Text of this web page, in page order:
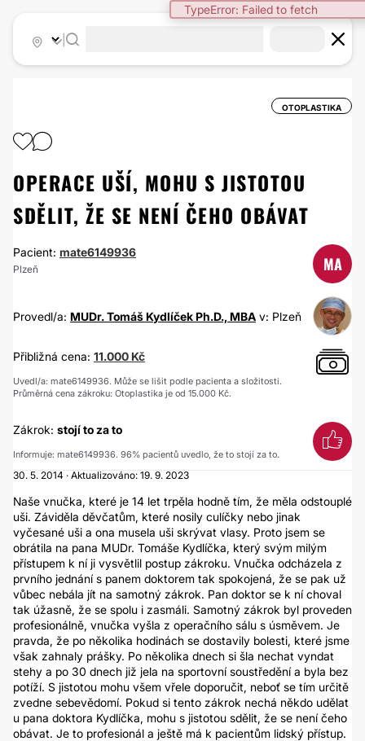
TypeError: Failed to fetch
OTOPLASTIKA
OPERACE UŠÍ, MOHU S JISTOTOU
SDĚLIT, ŽE SE NENÍ ČEHO OBÁVAT
Pacient: mate6149936
Plzeň MA
Provedl/a: MUDr. Tomáš Kydlíček Ph.D., MBA v: Plzeň
Přibližná cena: 11.000 Kč
Uvedl/a: mate6149936. Může se lišit podle pacienta a složitosti.
Průměrná cena zákroku: Otoplastika je od 15.000 Kč.
Zákrok: stojí to za to
Informuje: mate6149936. 96% pacientů uvedlo, že to stojí za to.
30. 5. 2014 · Aktualizováno: 19. 9. 2023
Naše vnučka, které je 14 let trpěla hodně tím, že měla odstouplé
uši. Záviděla děvčatům, které nosily culíčky nebo jinak
vyčesané uši a ona musela uši skrývat vlasy. Proto jsem se
obrátila na pana MUDr. Tomáše Kydlíčka, který svým milým
přístupem k ní ji vysvětlil postup zákroku. Vnučka odcházela z
prvního jednání s panem doktorem tak spokojená, že se pak už
vůbec nebála jít na samotný zákrok. Pan doktor se k ní choval
tak úžasně, že se spolu i zasmáli. Samotný zákrok byl proveden
profesionálně, vnučka vyšla z operačního sálu s úsměvem. Je
pravda, že po několika hodinách se dostavily bolesti, které jsme
však zahnaly prášky. Po několika dnech si šla nechat vyndat
stehy a po 30 dnech již jela na sportovní soustředění a byla bez
potíží. S jistotou mohu všem vřele doporučit, neboť se tím určitě
zvedne sebevědomí. Pokud si tento zákrok nechá někdo udělat
u pana doktora Kydlíčka, mohu s jistotou sdělit, že se není čeho
obávat. Je to profesionál a ještě má k pacientům lidský přístup.